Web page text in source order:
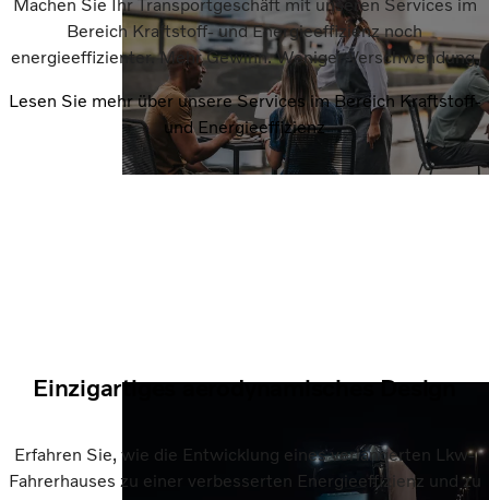
Machen Sie Ihr Transportgeschäft mit unseren Services im
Bereich Kraftstoff- und Energieeffizienz noch
energieeffizienter. Mehr Gewinn. Weniger Verschwendung.
Lesen Sie mehr über unsere Services im Bereich Kraftstoff-
und Energieeffizienz
Einzigartiges aerodynamisches Design
Erfahren Sie, wie die Entwicklung eines verlängerten Lkw-
Fahrerhauses zu einer verbesserten Energieeffizienz und zu